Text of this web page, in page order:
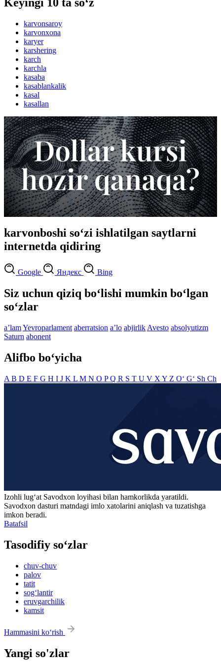
karvonsaroy
karvonxona
karyer
karshering
karch
karchla
kasaba
kasablankalik
kasal
kasallan
karvonboshi so‘zi ishlatilgan saytlarni
internetda qidiring
Google Яндекс Bing
Siz uchun qiziq bo‘lishi mumkin bo‘lgan
so‘zlar
aʼlamYevroparlament aberratsion aʼlo abjirlik Avesto absolyutizm
Saturn abonent
Alifbo bo‘yicha
A B D E F G H I J K L M N O PQ R S T U V X Y Z O‘ G‘ Sh Ch
Izohli lugʻat Savodxon loyihasi bilan hamkorlikda yaratildi.
Savodxon dasturi matndagi imlo xatolarini aniqlash va tuzatishga
imkon beradi.
Batafsil
Tasodifiy so‘zlar
chuv-chuv
palov
tatit
sog‘lantir
eruvgarchilik
kamsit
Hammasini ko‘rish
Yangi so'zlar